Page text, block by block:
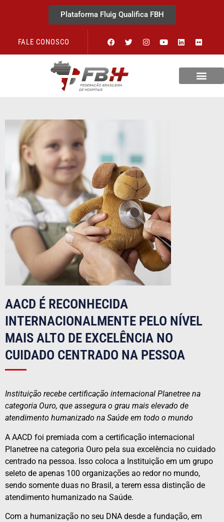
Plataforma Fluig Qualifica FBH
FALE CONOSCO
AACD É RECONHECIDA
INTERNACIONALMENTE PELO NÍVEL
MAIS ALTO DE EXCELÊNCIA NO
CUIDADO CENTRADO NA PESSOA
Instituição recebe certificação internacional Planetree na
categoria Ouro, que assegura o grau mais elevado de
atendimento humanizado na Saúde em todo o mundo
A AACD foi premiada com a certificação internacional
Planetree na categoria Ouro pela sua excelência no cuidado
centrado na pessoa. Isso coloca a Instituição em um grupo
seleto de apenas 100 organizações ao redor no mundo,
sendo somente duas no Brasil, a terem essa distinção de
atendimento humanizado na Saúde.
Com a humanização no seu DNA desde a fundação, em